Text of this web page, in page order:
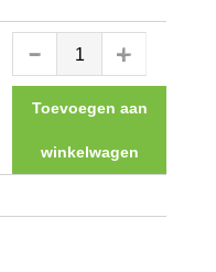
Toevoegen aan
winkelwagen